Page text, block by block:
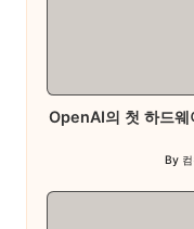
OpenAI의 첫 하드
By